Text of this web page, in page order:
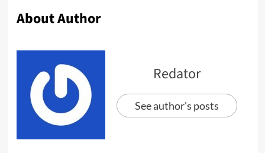
About Author
Redator
See author's posts